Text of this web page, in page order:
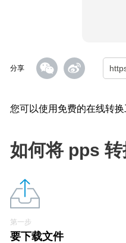
分享
您可以使用免费的在线转
如何将 pps
第一步
要下载文件